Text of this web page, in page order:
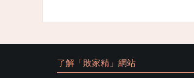
了解「敗家精」網站